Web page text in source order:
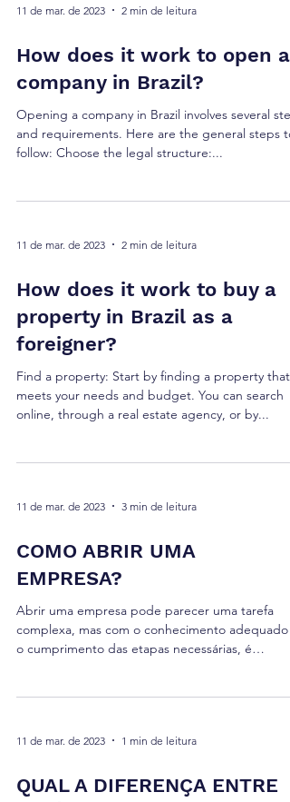
11 de mar. de 2023 2 min de leitura
How does it work to open a
company in Brazil?
Opening a company in Brazil involves several
and requirements. Here are the general steps to
follow: Choose the legal structure:...
11 de mar. de 2023 2 min de leitura
How does it work to buy a
property in Brazil as a
foreigner?
Find a property: Start by finding a property that
meets your needs and budget. You can search
online, through a real estate agency, or by...
11 de mar. de 2023 3 min de leitura
COMO ABRIR UMA
EMPRESA?
Abrir uma empresa pode parecer uma tarefa
complexa, mas com o conhecimento adequado e
o cumprimento das etapas necessárias, é
11 de mar. de 2023 1 min de leitura
QUAL A DIFERENÇA ENTRE